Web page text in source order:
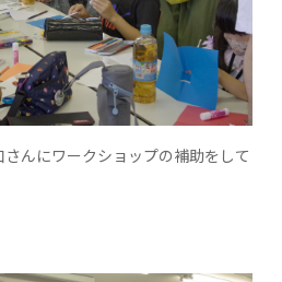
んにワークショップの補助をして